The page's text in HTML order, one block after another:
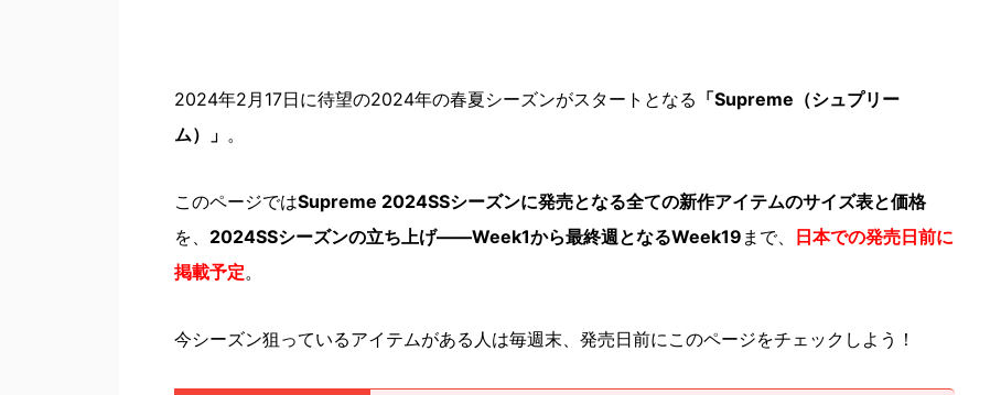
2024年2月17日に待望の2024年の春夏シーズンがスタートとなる 「Supreme（シュプリー
ム）」 。
このページではSupreme 2024SSシーズンに発売となる全ての新作アイテムのサイズ表と価格
を、 2024SSシーズンの立ち上げ――Week1から最終週となるWeek19 まで、
日本での発売日前に
掲載予定。
今シーズン狙っているアイテムがある人は毎週末、発売日前にこのページをチェックしよう！